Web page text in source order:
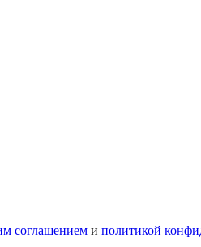
соглашением и политикой